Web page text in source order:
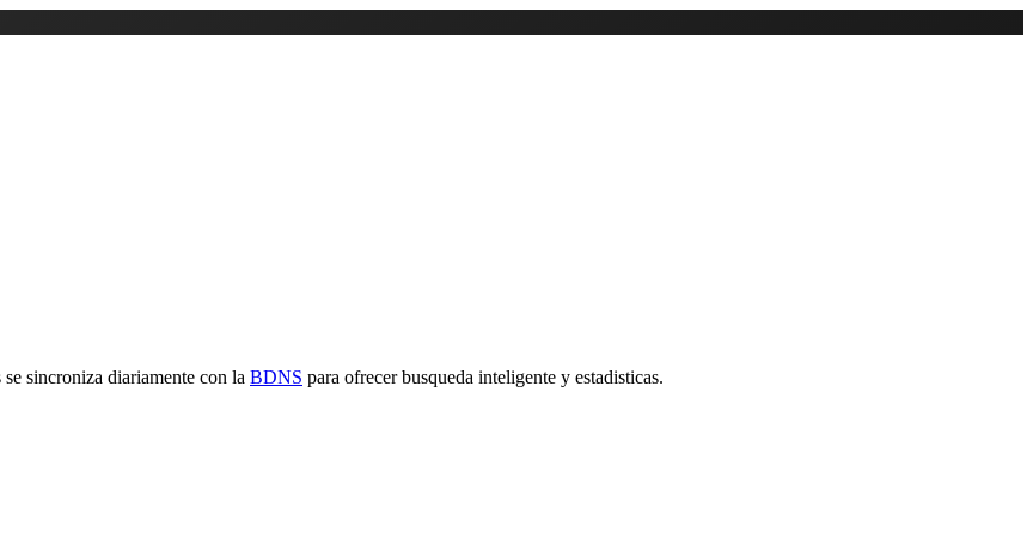
sincroniza diariamente con la BDNS para ofrecer busqueda inteligente y estadisticas.